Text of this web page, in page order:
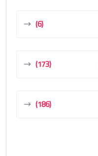
(6)
(173)
(186)